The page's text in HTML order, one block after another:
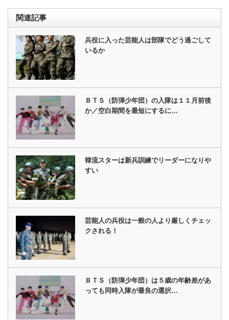
関連記事
兵役に入った芸能人は部隊でどう過ごして
いるか
ＢＴＳ（防弾少年団）の入隊は１１月前後
か／空白期間を最短にするに…
韓流スターは新兵訓練でリーダーになりや
すい
芸能人の兵役は一般の人より厳しくチェッ
クされる！
ＢＴＳ（防弾少年団）は５歳の年齢差があ
っても同時入隊が最良の選択…